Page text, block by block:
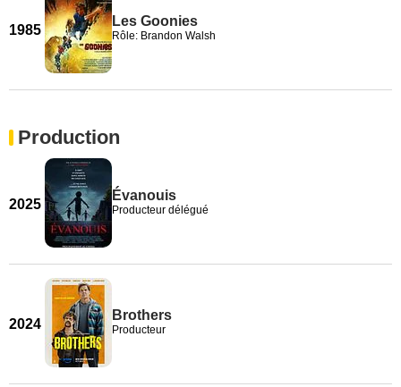
1985
Les Goonies
Rôle: Brandon Walsh
Production
2025
Évanouis
Producteur délégué
2024
Brothers
Producteur